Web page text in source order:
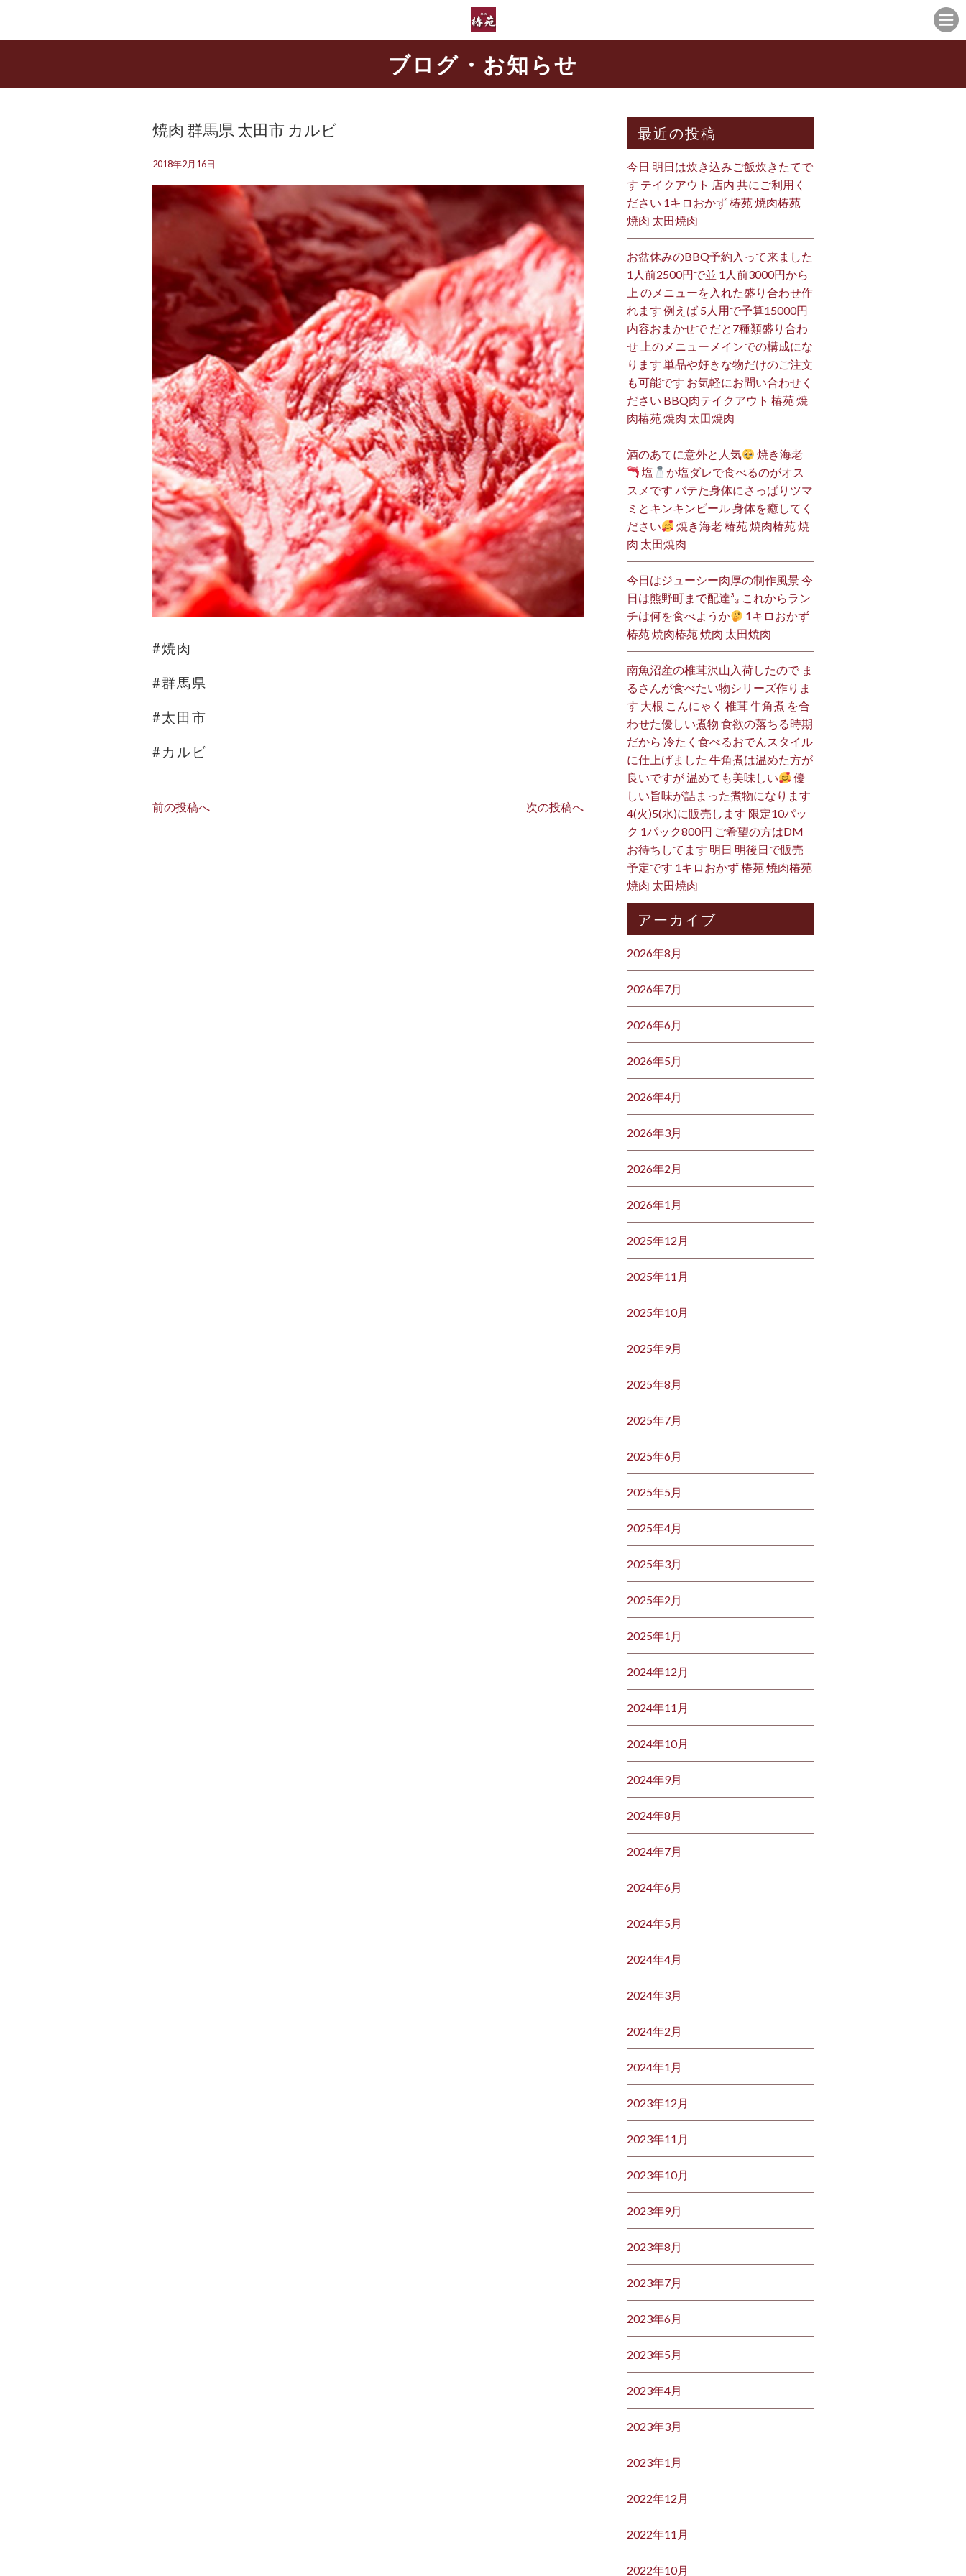
ブログ・お知らせ
焼肉 群馬県 太田市 カルビ
2018年2月16日
#焼肉
#群馬県
#太田市
#カルビ
前の投稿へ 次の投稿へ
最近の投稿
今日 明日は炊き込みご飯炊きたてで
す テイクアウト 店内 共にご利用く
ださい 1キロおかず 椿苑 焼肉椿苑
焼肉 太田焼肉
お盆休みのBBQ予約入って来ました
1人前2500円で並 1人前3000円から
上 のメニューを入れた盛り合わせ作
れます 例えば 5人用で予算15000円
内容おまかせで だと7種類盛り合わ
せ 上のメニューメインでの構成にな
ります 単品や好きな物だけのご注文
も可能です お気軽にお問い合わせく
ださい BBQ肉テイクアウト 椿苑 焼
肉椿苑 焼肉 太田焼肉
酒のあてに意外と人気
焼き海老
塩
か塩ダレで食べるのがオス
スメです バテた身体にさっぱりツマ
ミとキンキンビール 身体を癒してく
ださい
焼き海老 椿苑 焼肉椿苑 焼
肉 太田焼肉
今日はジューシー肉厚の制作風景 今
日は熊野町まで配達³₃ これからラン
チは何を食べようか
1キロおかず
椿苑 焼肉椿苑 焼肉 太田焼肉
南魚沼産の椎茸沢山入荷したので ま
るさんが食べたい物シリーズ作りま
す 大根 こんにゃく 椎茸 牛角煮 を合
わせた優しい煮物 食欲の落ちる時期
だから 冷たく食べるおでんスタイル
に仕上げました 牛角煮は温めた方が
良いですが 温めても美味しい
優
しい旨味が詰まった煮物になります
4(火)5(水)に販売します 限定10パッ
ク 1パック800円 ご希望の方はDM
お待ちしてます 明日 明後日で販売
予定です 1キロおかず 椿苑 焼肉椿苑
焼肉 太田焼肉
アーカイブ
2026年8月
2026年7月
2026年6月
2026年5月
2026年4月
2026年3月
2026年2月
2026年1月
2025年12月
2025年11月
2025年10月
2025年9月
2025年8月
2025年7月
2025年6月
2025年5月
2025年4月
2025年3月
2025年2月
2025年1月
2024年12月
2024年11月
2024年10月
2024年9月
2024年8月
2024年7月
2024年6月
2024年5月
2024年4月
2024年3月
2024年2月
2024年1月
2023年12月
2023年11月
2023年10月
2023年9月
2023年8月
2023年7月
2023年6月
2023年5月
2023年4月
2023年3月
2023年1月
2022年12月
2022年11月
2022年10月